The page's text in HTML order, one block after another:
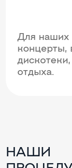
Для наших
концерты,
отдыха.
НАШИ